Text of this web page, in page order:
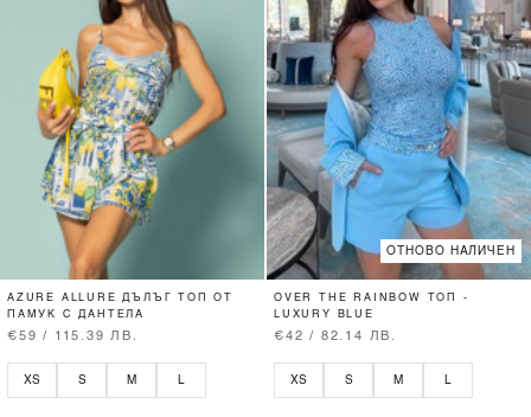
AZURE ALLURE ДЪЛЪГ ТОП ОТ
ПАМУК С ДАНТЕЛА
€59 / 115.39 ЛВ.
XS S M L
ОТНОВО НАЛИЧЕН
OVER THE RAINBOW ТОП -
LUXURY BLUE
€42 / 82.14 ЛВ.
XS S M L